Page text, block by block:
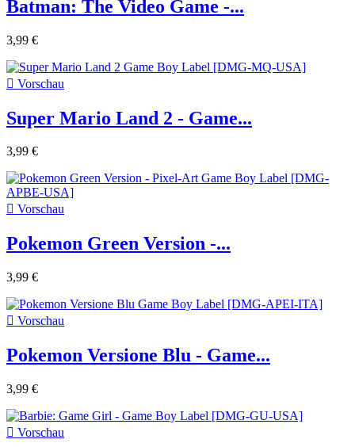
Batman: The Video Game -...
3,99 €
 Vorschau
Super Mario Land 2 - Game...
3,99 €
 Vorschau
Pokemon Green Version -...
3,99 €
 Vorschau
Pokemon Versione Blu - Game...
3,99 €
 Vorschau